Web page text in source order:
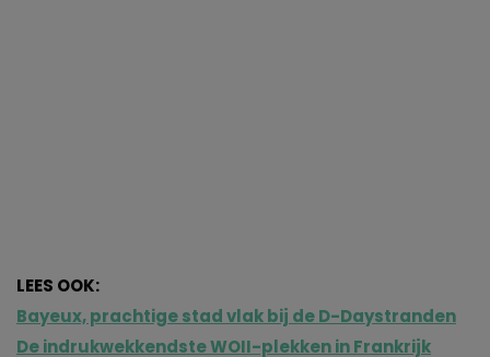
LEES OOK:
Bayeux, prachtige stad vlak bij de D-Daystranden
De indrukwekkendste WOII-plekken in Frankrijk